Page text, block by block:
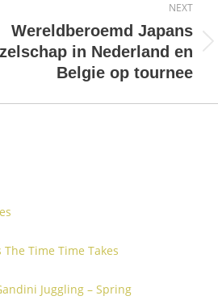
NEXT
Wereldberoemd Japans
in Nederland en
Belgie op tournee
Time Time Takes
Juggling – Spring